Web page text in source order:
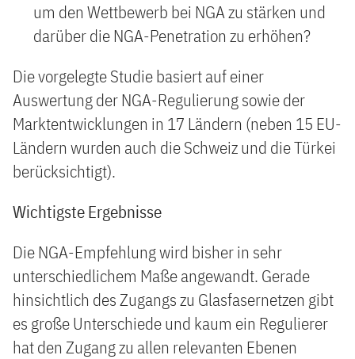
um den Wettbewerb bei NGA zu stärken und
darüber die NGA-Penetration zu erhöhen?
Die vorgelegte Studie basiert auf einer
Auswertung der NGA-Regulierung sowie der
Marktentwicklungen in 17 Ländern (neben 15 EU-
Ländern wurden auch die Schweiz und die Türkei
berücksichtigt).
Wichtigste Ergebnisse
Die NGA-Empfehlung wird bisher in sehr
unterschiedlichem Maße angewandt. Gerade
hinsichtlich des Zugangs zu Glasfasernetzen gibt
es große Unterschiede und kaum ein Regulierer
hat den Zugang zu allen relevanten Ebenen